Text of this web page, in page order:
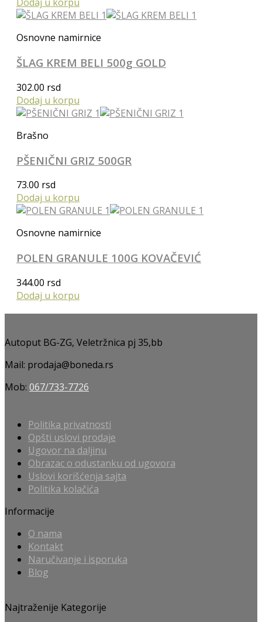
Dodaj u korpu
Osnovne namirnice
ŠLAG KREM BELI 500g GOLD
302.00 rsd
Dodaj u korpu
Brašno
PŠENIČNI GRIZ 500GR
73.00 rsd
Dodaj u korpu
Osnovne namirnice
POLEN GRANULE 100G KOVAČEVIĆ
344.00 rsd
Dodaj u korpu
Autoput BG-ZG, Veletržnica pj 35,bb
Mail: prodaja@boneda.rs
Mob: 067/733-7726
Politika privatnosti
Opšti uslovi prodaje
Ugovor na daljinu
Obrazac o odustanku od ugovora
Uslovi korišćenja sajta
Politika kolačića
Informacije
O nama
Kontakt
Naručivanje i isporuka
Blog
Najtraženije Kategorije